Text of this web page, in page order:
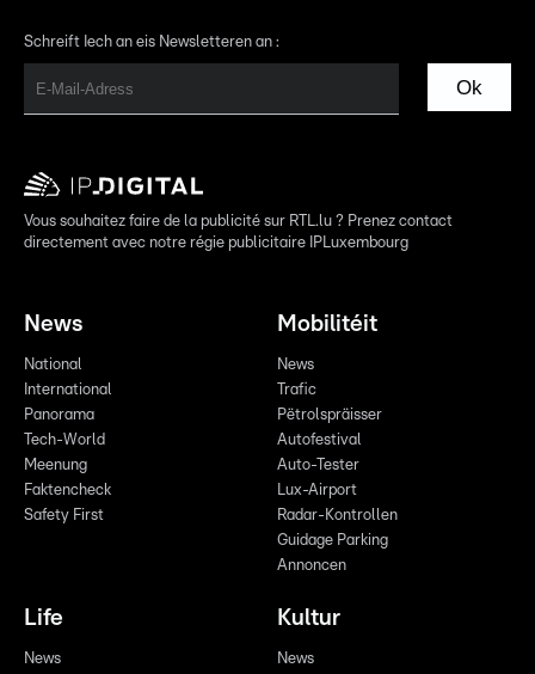
Schreift Iech an eis Newsletteren an :
Ok
Vous souhaitez faire de la publicité sur RTL.lu ? Prenez contact
directement avec notre régie publicitaire IPLuxembourg
News
National
International
Panorama
Tech-World
Meenung
Faktencheck
Safety First
Mobilitéit
News
Trafic
Pëtrolspräisser
Autofestival
Auto-Tester
Lux-Airport
Radar-Kontrollen
Guidage Parking
Annoncen
Life
News
Kultur
News